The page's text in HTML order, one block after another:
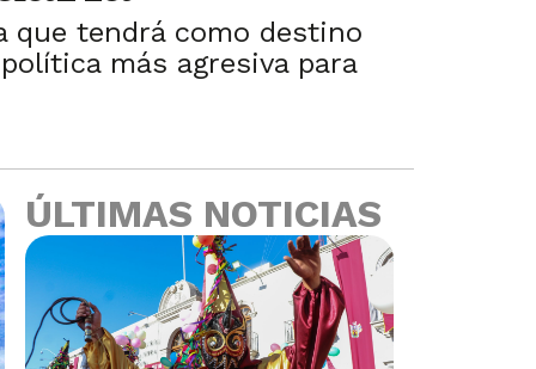
que tendrá como destino
más agresiva para
ÚLTIMAS NOTICIAS